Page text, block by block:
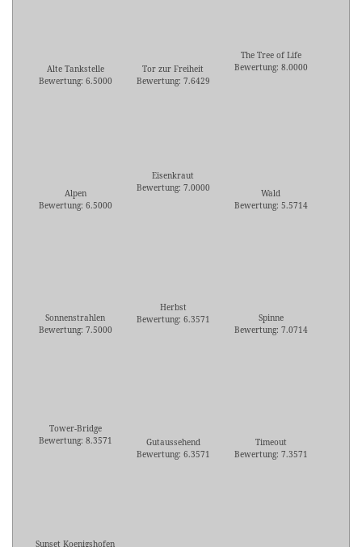
Alte Tankstelle
Bewertung: 6.5000
Tor zur Freiheit
Bewertung: 7.6429
The Tree of Life
Bewertung: 8.0000
Alpen
Bewertung: 6.5000
Eisenkraut
Bewertung: 7.0000
Wald
Bewertung: 5.5714
Sonnenstrahlen
Bewertung: 7.5000
Herbst
Bewertung: 6.3571
Spinne
Bewertung: 7.0714
Tower-Bridge
Bewertung: 8.3571
Gutaussehend
Bewertung: 6.3571
Timeout
Bewertung: 7.3571
Sunset Koenigshofen